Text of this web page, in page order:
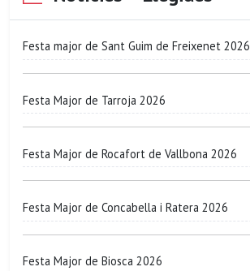
Festa major de Sant Guim de Freixenet 2026
Festa Major de Tarroja 2026
Festa Major de Rocafort de Vallbona 2026
Festa Major de Concabella i Ratera 2026
Festa Major de Biosca 2026